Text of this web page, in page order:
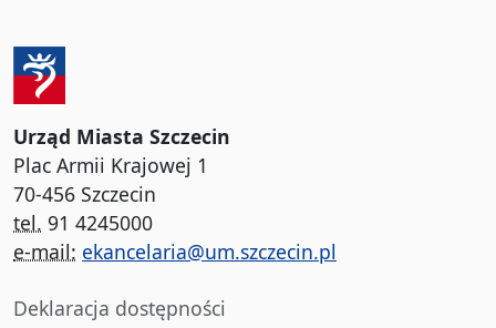
Urząd Miasta Szczecin
Plac Armii Krajowej 1
70-456 Szczecin
tel. 91 4245000
e-mail: ekancelaria@um.szczecin.pl
Deklaracja dostępności